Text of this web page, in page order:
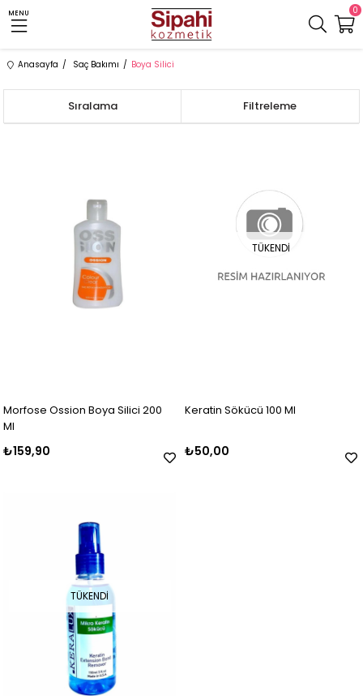
MENU 0
Anasayfa Saç Bakımı Boya Silici
Filtreleme
Sıralama
Morfose Ossion Boya Silici 200
Ml
₺159,90
TÜKENDI
Keratin Sökücü 100 Ml
₺50,00
TÜKENDI